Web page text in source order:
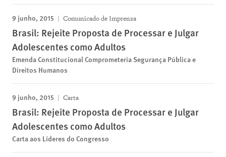
9 junho, 2015 Comunicado de Imprensa
Brasil: Rejeite Proposta de Processar e Julgar
Adolescentes como Adultos
Emenda Constitucional Comprometeria Segurança Pública e
Direitos Humanos
9 junho, 2015 Carta
Brasil: Rejeite Proposta de Processar e Julgar
Adolescentes como Adultos
Carta aos Líderes do Congresso